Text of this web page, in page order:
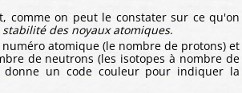
comme on peut le constater sur ce qu'on
des noyaux atomiques.
atomique (le nombre de protons) et
de neutrons (les isotopes à nombre de
donne un code couleur pour indiquer la